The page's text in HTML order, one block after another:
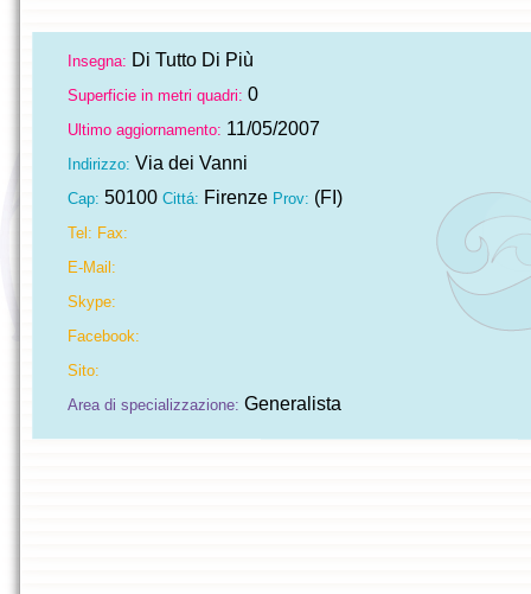
Insegna: Di Tutto Di Più
Superficie in metri quadri: 0
Ultimo aggiornamento: 11/05/2007
Indirizzo: Via dei Vanni
Cap: 50100 Cittá: Firenze Prov: (FI)
Tel: Fax:
E-Mail:
Skype:
Facebook:
Sito:
Area di specializzazione: Generalista